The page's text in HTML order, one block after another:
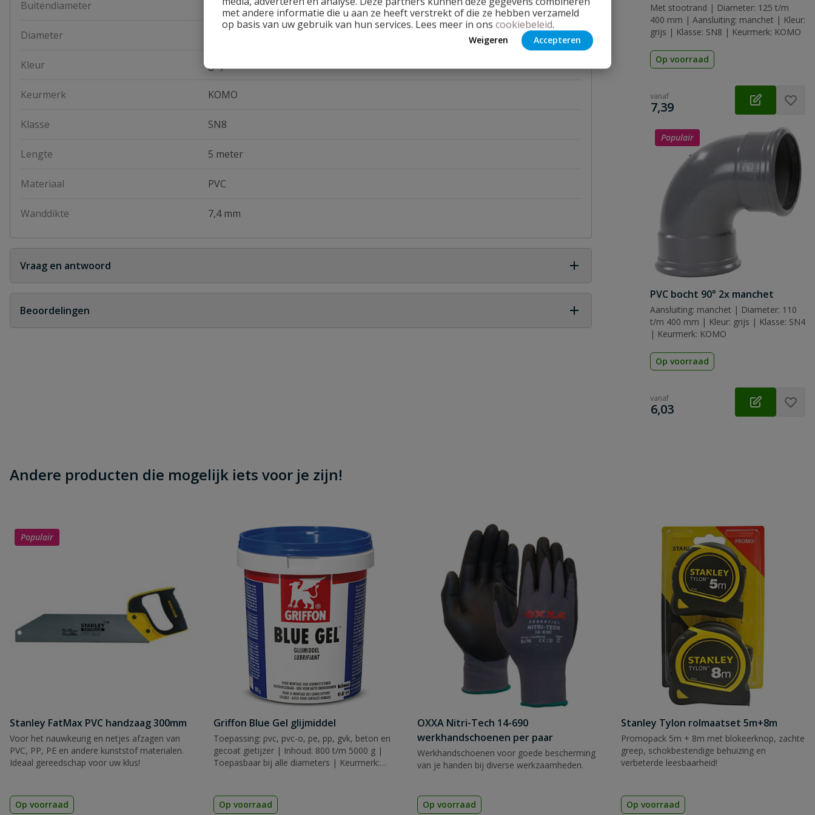
met andere informatie die u aan ze heeft verstrekt of die ze hebben verzameld
op basis van uw gebruik van hun services. Lees meer in ons cookiebeleid.
Weigeren Accepteren
Buitendiameter 250 mm
Diameter
Kleur grijs
Keurmerk KOMO
Klasse SN8
Lengte 5 meter
Materiaal PVC
Wanddikte 7,4 mm
Vraag en antwoord
Geen vragen
Beoordelingen
Met stootrand | Diameter: 125 t/m
400 mm | Aansluiting: manchet | Kleur:
grijs | Klasse: SN8 | Keurmerk: KOMO
Op voorraad
vanaf
€
7,39
Populair
PVC bocht 90° 2x manchet
Aansluiting: manchet | Diameter: 110
t/m 400 mm | Kleur: grijs | Klasse: SN4
| Keurmerk: KOMO
Op voorraad
vanaf
€
6,03
Andere producten die mogelijk iets voor je zijn!
Populair
Stanley FatMax PVC handzaag 300mm
Voor het nauwkeurig en netjes afzagen van
PVC, PP, PE en andere kunststof materialen.
Ideaal gereedschap voor uw klus!
Op voorraad
Griffon Blue Gel glijmiddel
Toepassing: pvc, pvc-o, pe, pp, gvk, beton en
gecoat gietijzer | Inhoud: 800 t/m 5000 g |
Toepasbaar bij alle diameters | Keurmerk:
Op voorraad
OXXA Nitri-Tech 14-690
werkhandschoenen per paar
Werkhandschoenen voor goede bescherming
van je handen bij diverse werkzaamheden.
Op voorraad
Stanley Tylon rolmaatset 5m+8m
Promopack 5m + 8m met blokeerknop, zachte
greep, schokbestendige behuizing en
verbeterde leesbaarheid!
Op voorraad